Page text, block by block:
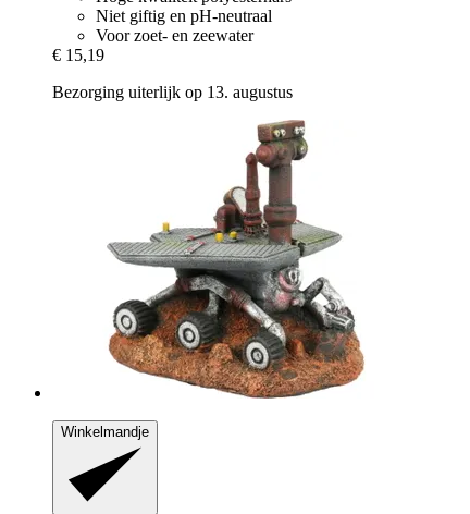
Niet giftig en pH-neutraal
Voor zoet- en zeewater
€ 15,19
Bezorging uiterlijk op 13. augustus
Winkelmandje